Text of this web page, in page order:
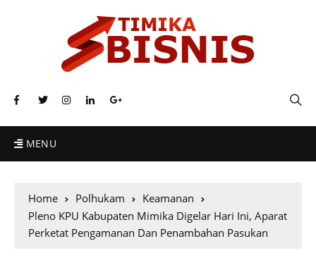
MENU
Home Polhukam
Keamanan
Pleno KPU Kabupaten Mimika Digelar Hari Ini, Aparat
Perketat Pengamanan Dan Penambahan Pasukan